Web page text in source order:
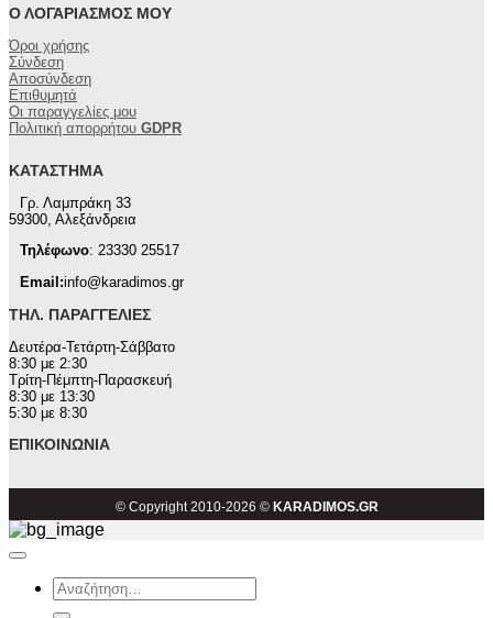
Ο ΛΟΓΑΡΙΑΣΜΌΣ ΜΟΥ
Όροι χρήσης
Σύνδεση
Αποσύνδεση
Επιθυμητά
Οι παραγγελίες μου
Πολιτική απορρήτου GDPR
ΚΑΤΆΣΤΗΜΑ
Γρ. Λαμπράκη 33
59300, Αλεξάνδρεια
Τηλέφωνο: 23330 25517
Email:info@karadimos.gr
ΤΗΛ. ΠΑΡΑΓΓΕΛΊΕΣ
Δευτέρα-Τετάρτη-Σάββατο
8:30 με 2:30
Τρίτη-Πέμπτη-Παρασκευή
8:30 με 13:30
5:30 με 8:30
ΕΠΙΚΟΙΝΩΝΊΑ
© Copyright 2010-2026 © KARADIMOS.GR
Αναζήτηση
για: